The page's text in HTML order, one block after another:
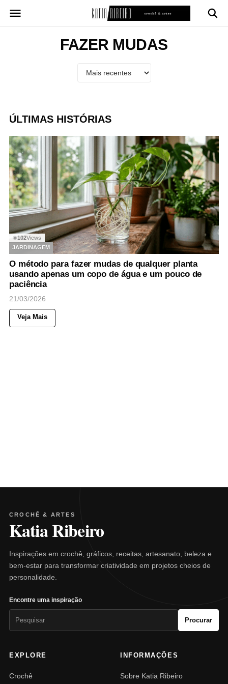
para
FAZER MUDAS
ÚLTIMAS HISTÓRIAS
◉102Views
JARDINAGEM
O método para fazer mudas de qualquer planta
usando apenas um copo de água e um pouco de
paciência
21/03/2026
Veja Mais
CROCHÊ & ARTES
Katia Ribeiro
Inspirações em crochê, gráficos, receitas, artesanato, beleza e
bem-estar para transformar criatividade em projetos cheios de
personalidade.
Encontre uma inspiração
Procurar
EXPLORE
Crochê
INFORMAÇÕES
Sobre Katia Ribeiro